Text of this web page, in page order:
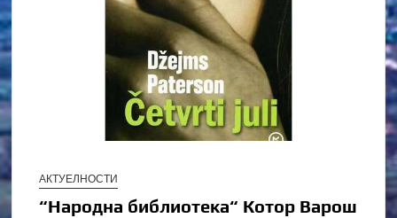
АКТУЕЛНОСТИ
“Народна библиотека“ Котор Варош